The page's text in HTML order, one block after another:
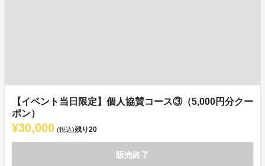
【イベント当日限定】個人協賛コース③（5,000円分クー
ポン）
¥30,000 (税込)残り20
販売終了